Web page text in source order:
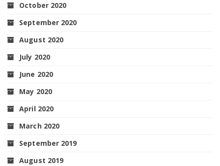
October 2020
September 2020
August 2020
July 2020
June 2020
May 2020
April 2020
March 2020
September 2019
August 2019